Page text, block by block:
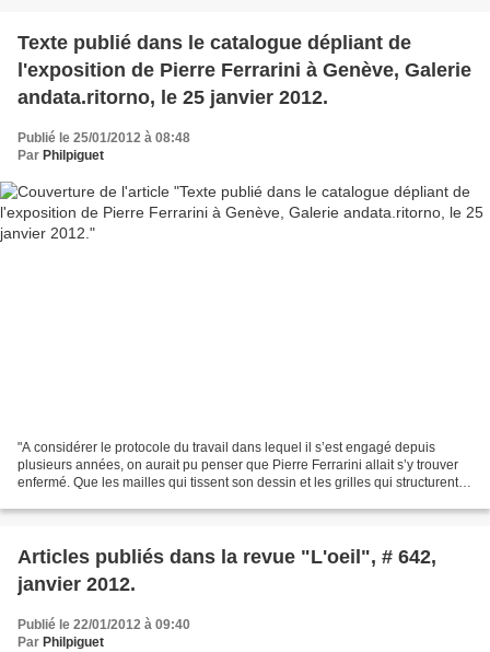
Texte publié dans le catalogue dépliant de
l'exposition de Pierre Ferrarini à Genève, Galerie
andata.ritorno, le 25 janvier 2012.
Publié le 25/01/2012 à 08:48
Par Philpiguet
"A considérer le protocole du travail dans lequel il s’est engagé depuis
plusieurs années, on aurait pu penser que Pierre Ferrarini allait s’y trouver
enfermé. Que les mailles qui tissent son dessin et les grilles qui structurent
Articles publiés dans la revue "L'oeil", # 642,
janvier 2012.
Publié le 22/01/2012 à 09:40
Par Philpiguet